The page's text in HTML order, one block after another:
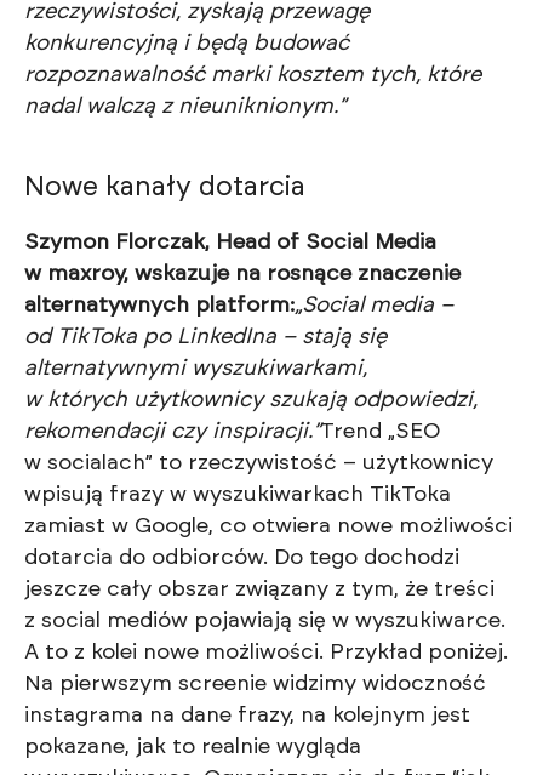
rzeczywistości, zyskają przewagę
konkurencyjną i będą budować
rozpoznawalność marki kosztem tych, które
nadal walczą z nieuniknionym.”
Nowe kanały dotarcia
Szymon Florczak, Head of Social Media
w maxroy, wskazuje na rosnące znaczenie
alternatywnych platform:„Social media –
od TikToka po LinkedIna – stają się
alternatywnymi wyszukiwarkami,
w których użytkownicy szukają odpowiedzi,
rekomendacji czy inspiracji.”Trend „SEO
w socialach” to rzeczywistość – użytkownicy
wpisują frazy w wyszukiwarkach TikToka
zamiast w Google, co otwiera nowe możliwości
dotarcia do odbiorców. Do tego dochodzi
jeszcze cały obszar związany z tym, że treści
z social mediów pojawiają się w wyszukiwarce.
A to z kolei nowe możliwości. Przykład poniżej.
Na pierwszym screenie widzimy widoczność
instagrama na dane frazy, na kolejnym jest
pokazane, jak to realnie wygląda